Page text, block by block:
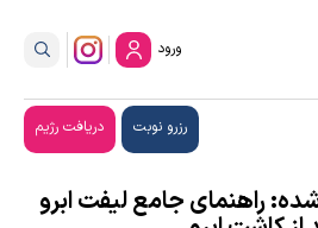
ورود
رزرو نوبت دریافت رژیم
راهنمای جامع لیفت ابرو